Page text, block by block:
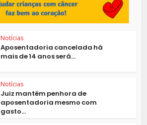
Notícias
Aposentadoria cancelada há
mais de 14 anos será...
Notícias
Juiz mantém penhora de
aposentadoria mesmo com
gasto...